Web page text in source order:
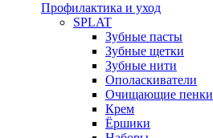
Профилактика и уход
SPLAT
Зубные пасты
Зубные щетки
Зубные нити
Ополаскиватели
Очищающие пенки
Крем
Ёршики